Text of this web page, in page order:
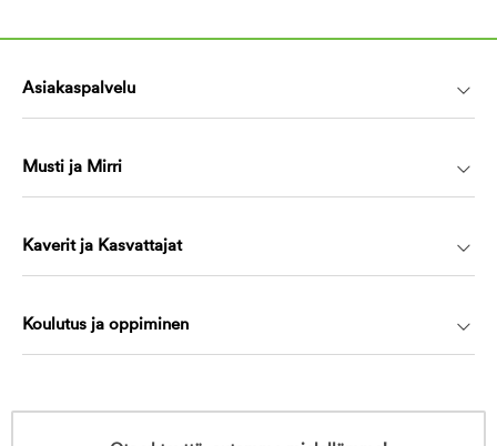
Asiakaspalvelu
Musti ja Mirri
Kaverit ja Kasvattajat
Koulutus ja oppiminen